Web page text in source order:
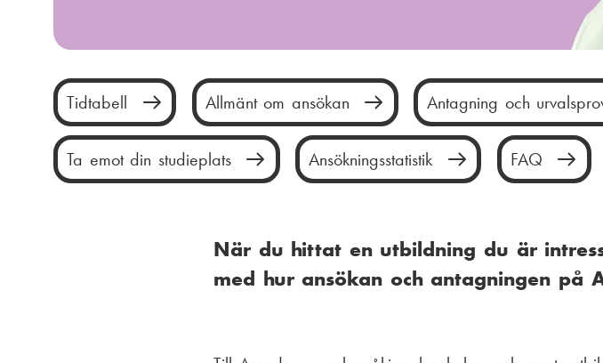
Tidtabell Allmänt om ansökan Antagning och
Ta emot din studieplats Ansökningsstatistik FAQ
När du hittat en utbildning du är
med hur ansökan och antagningen på